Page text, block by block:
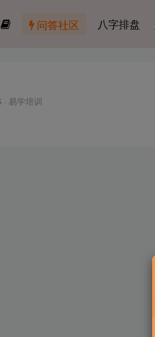
问答社区 八字排盘
易学培训